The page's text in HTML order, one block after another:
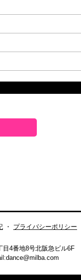
・ プライバシーポリシー
目4番地8号北阪急ビル6F
dance@milba.com